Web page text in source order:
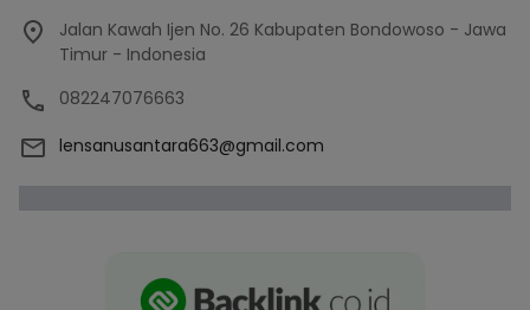
Jalan Kawah Ijen No. 26 Kabupaten Bondowoso - Jawa
Timur - Indonesia
082247076663
lensanusantara663@gmail.com